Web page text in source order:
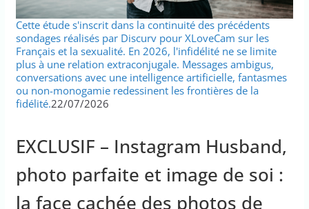
Cette étude s'inscrit dans la continuité des précédents
sondages réalisés par Discurv pour XLoveCam sur les
Français et la sexualité. En 2026, l'infidélité ne se limite
plus à une relation extraconjugale. Messages ambigus,
conversations avec une intelligence artificielle, fantasmes
ou non-monogamie redessinent les frontières de la
fidélité.22/07/2026
EXCLUSIF – Instagram Husband,
photo parfaite et image de soi :
la face cachée des photos de